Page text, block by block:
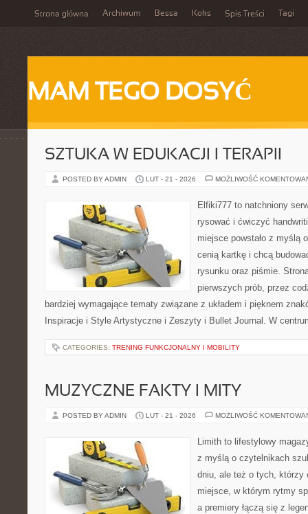
Strona główna Archiwum Bessa Koks Spis Treści Tagi
MAM TEGO DOSYĆ
SZTUKA W EDUKACJI I TERAPII
POSTED BY ADMIN LUT - 21 - 2026 MOŻLIWOŚĆ
Elfiki777 to natchniony
rysować i ćwiczyć
miejsce powstało z myślą
cenią kartkę i chcą
rysunku oraz piśmie.
pierwszych prób, przez
bardziej wymagające tematy związane z układem i pięknem
Inspiracje i Style Artystyczne i Zeszyty i Bullet Journal. W
CATEGORIES: TRENING FUNKCJONALNY I MOBILITY
MUZYCZNE FAKTY I MITY
POSTED BY ADMIN LUT - 21 - 2026 MOŻLIWOŚĆ
Limith to lifestylowy
z myślą o czytelnikach
dniu, ale też o tych, którzy
miejsce, w którym rytmy
a premiery łączą się z